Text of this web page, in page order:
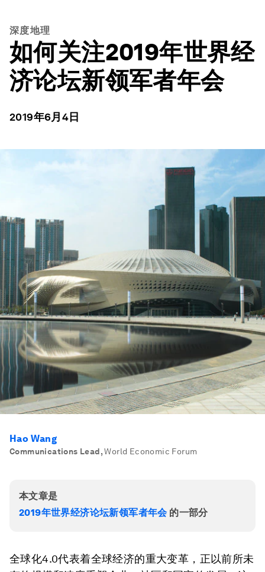
深度地理
如何关注2019年世界经
济论坛新领军者年会
2019年6月4日
Hao Wang
Communications Lead, World Economic Forum
本文章是
2019年世界经济论坛新领军者年会的一部分
全球化4.0代表着全球经济的重大变革，正以前所未